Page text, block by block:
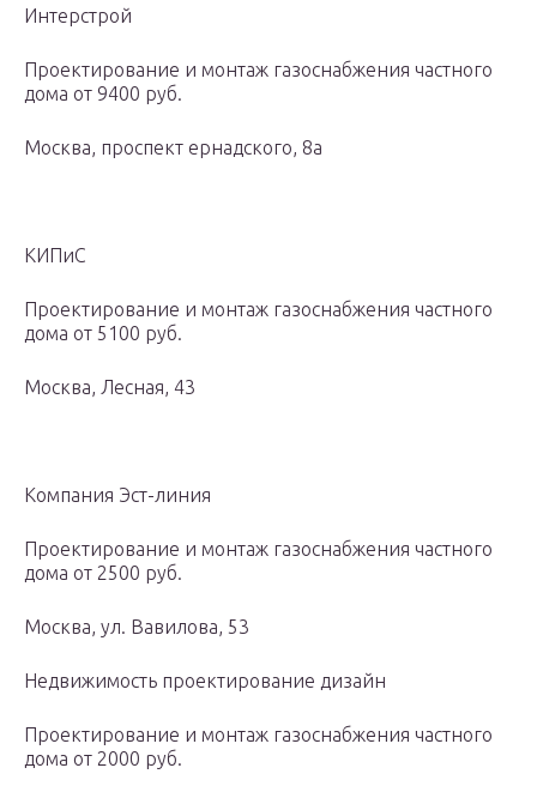
Интерстрой
Проектирование и монтаж газоснабжения частного
дома от 9400 руб.
Москва, проспект ернадского, 8а
КИПиС
Проектирование и монтаж газоснабжения частного
дома от 5100 руб.
Москва, Лесная, 43
Компания Эст-линия
Проектирование и монтаж газоснабжения частного
дома от 2500 руб.
Москва, ул. Вавилова, 53
Недвижимость проектирование дизайн
Проектирование и монтаж газоснабжения частного
дома от 2000 руб.